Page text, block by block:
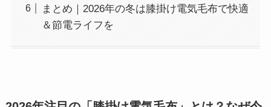
まとめ｜2026年の冬は膝掛け電気毛布で快適
＆節電ライフを